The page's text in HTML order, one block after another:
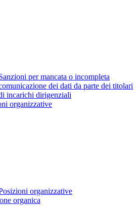
per mancata o incompleta
dei dati da parte dei titolari
incarichi dirigenziali
organizzative
organizzative
organica